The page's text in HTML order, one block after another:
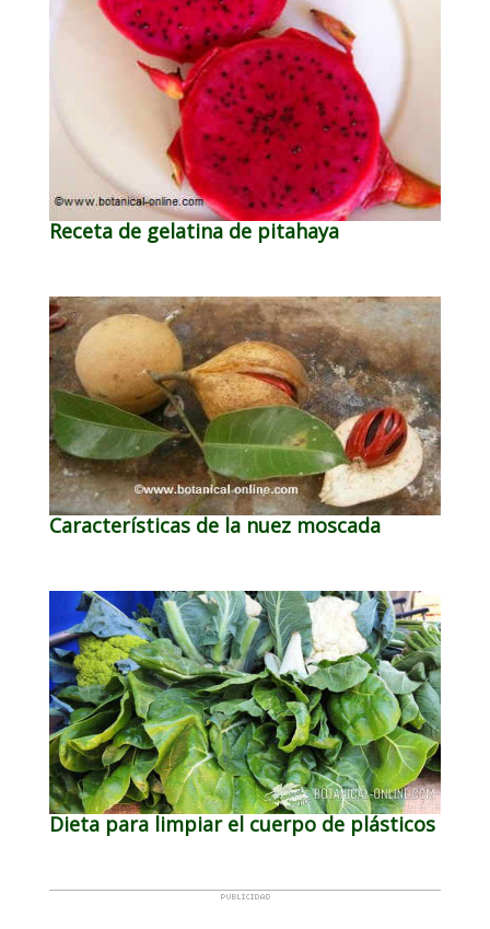
Receta de gelatina de pitahaya
Características de la nuez moscada
Dieta para limpiar el cuerpo de plásticos